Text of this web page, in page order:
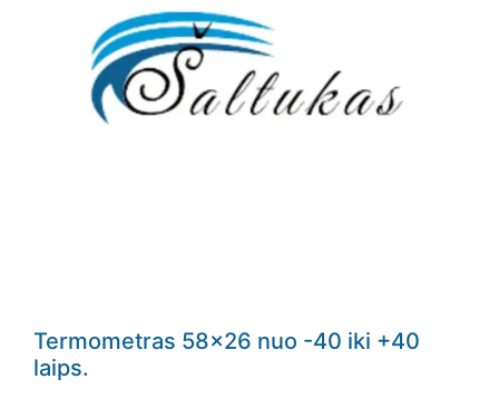
Termometras 58×26 nuo -40 iki +40
laips.